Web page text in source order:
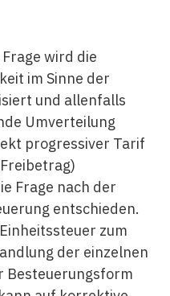
wird die
im Sinne der
und allenfalls
Umverteilung
progressiver Tarif
Frage nach der
entschieden.
zum
der einzelnen
Besteuerungsform